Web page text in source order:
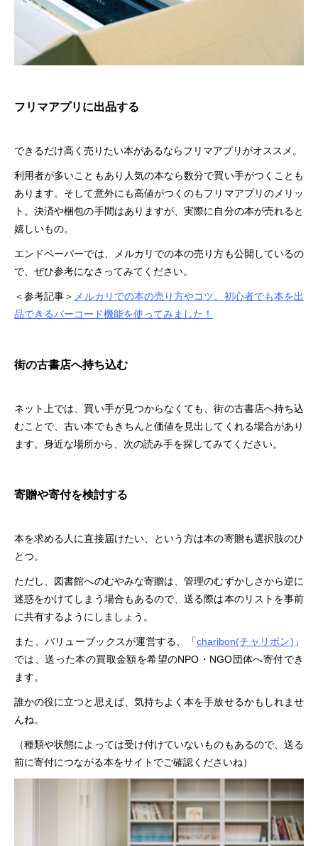
フリマアプリに出品する
できるだけ高く売りたい本があるならフリマアプリがオススメ。
利用者が多いこともあり人気の本なら数分で買い手がつくことも
あります。そして意外にも高値がつくのもフリマアプリのメリッ
ト。決済や梱包の手間はありますが、実際に自分の本が売れると
嬉しいもの。
エンドペーパーでは、メルカリでの本の売り方も公開しているの
で、ぜひ参考になさってみてください。
＜参考記事＞ メルカリでの本の売り方やコツ。初心者でも本を出
品できるバーコード機能を使ってみました！
街の古書店へ持ち込む
ネット上では、買い手が見つからなくても、街の古書店へ持ち込
むことで、古い本でもきちんと価値を見出してくれる場合があり
ます。身近な場所から、次の読み手を探してみてください。
寄贈や寄付を検討する
本を求める人に直接届けたい、という方は本の寄贈も選択肢のひ
とつ。
ただし、図書館へのむやみな寄贈は、管理のむずかしさから逆に
迷惑をかけてしまう場合もあるので、送る際は本のリストを事前
に共有するようにしましょう。
また、バリューブックスが運営する、「charibon(チャリボン) 」
では、送った本の買取金額を希望のNPO・NGO団体へ寄付でき
ます。
誰かの役に立つと思えば、気持ちよく本を手放せるかもしれませ
んね。
（種類や状態によっては受け付けていないものもあるので、送る
前に寄付につながる本をサイトでご確認くださいね）